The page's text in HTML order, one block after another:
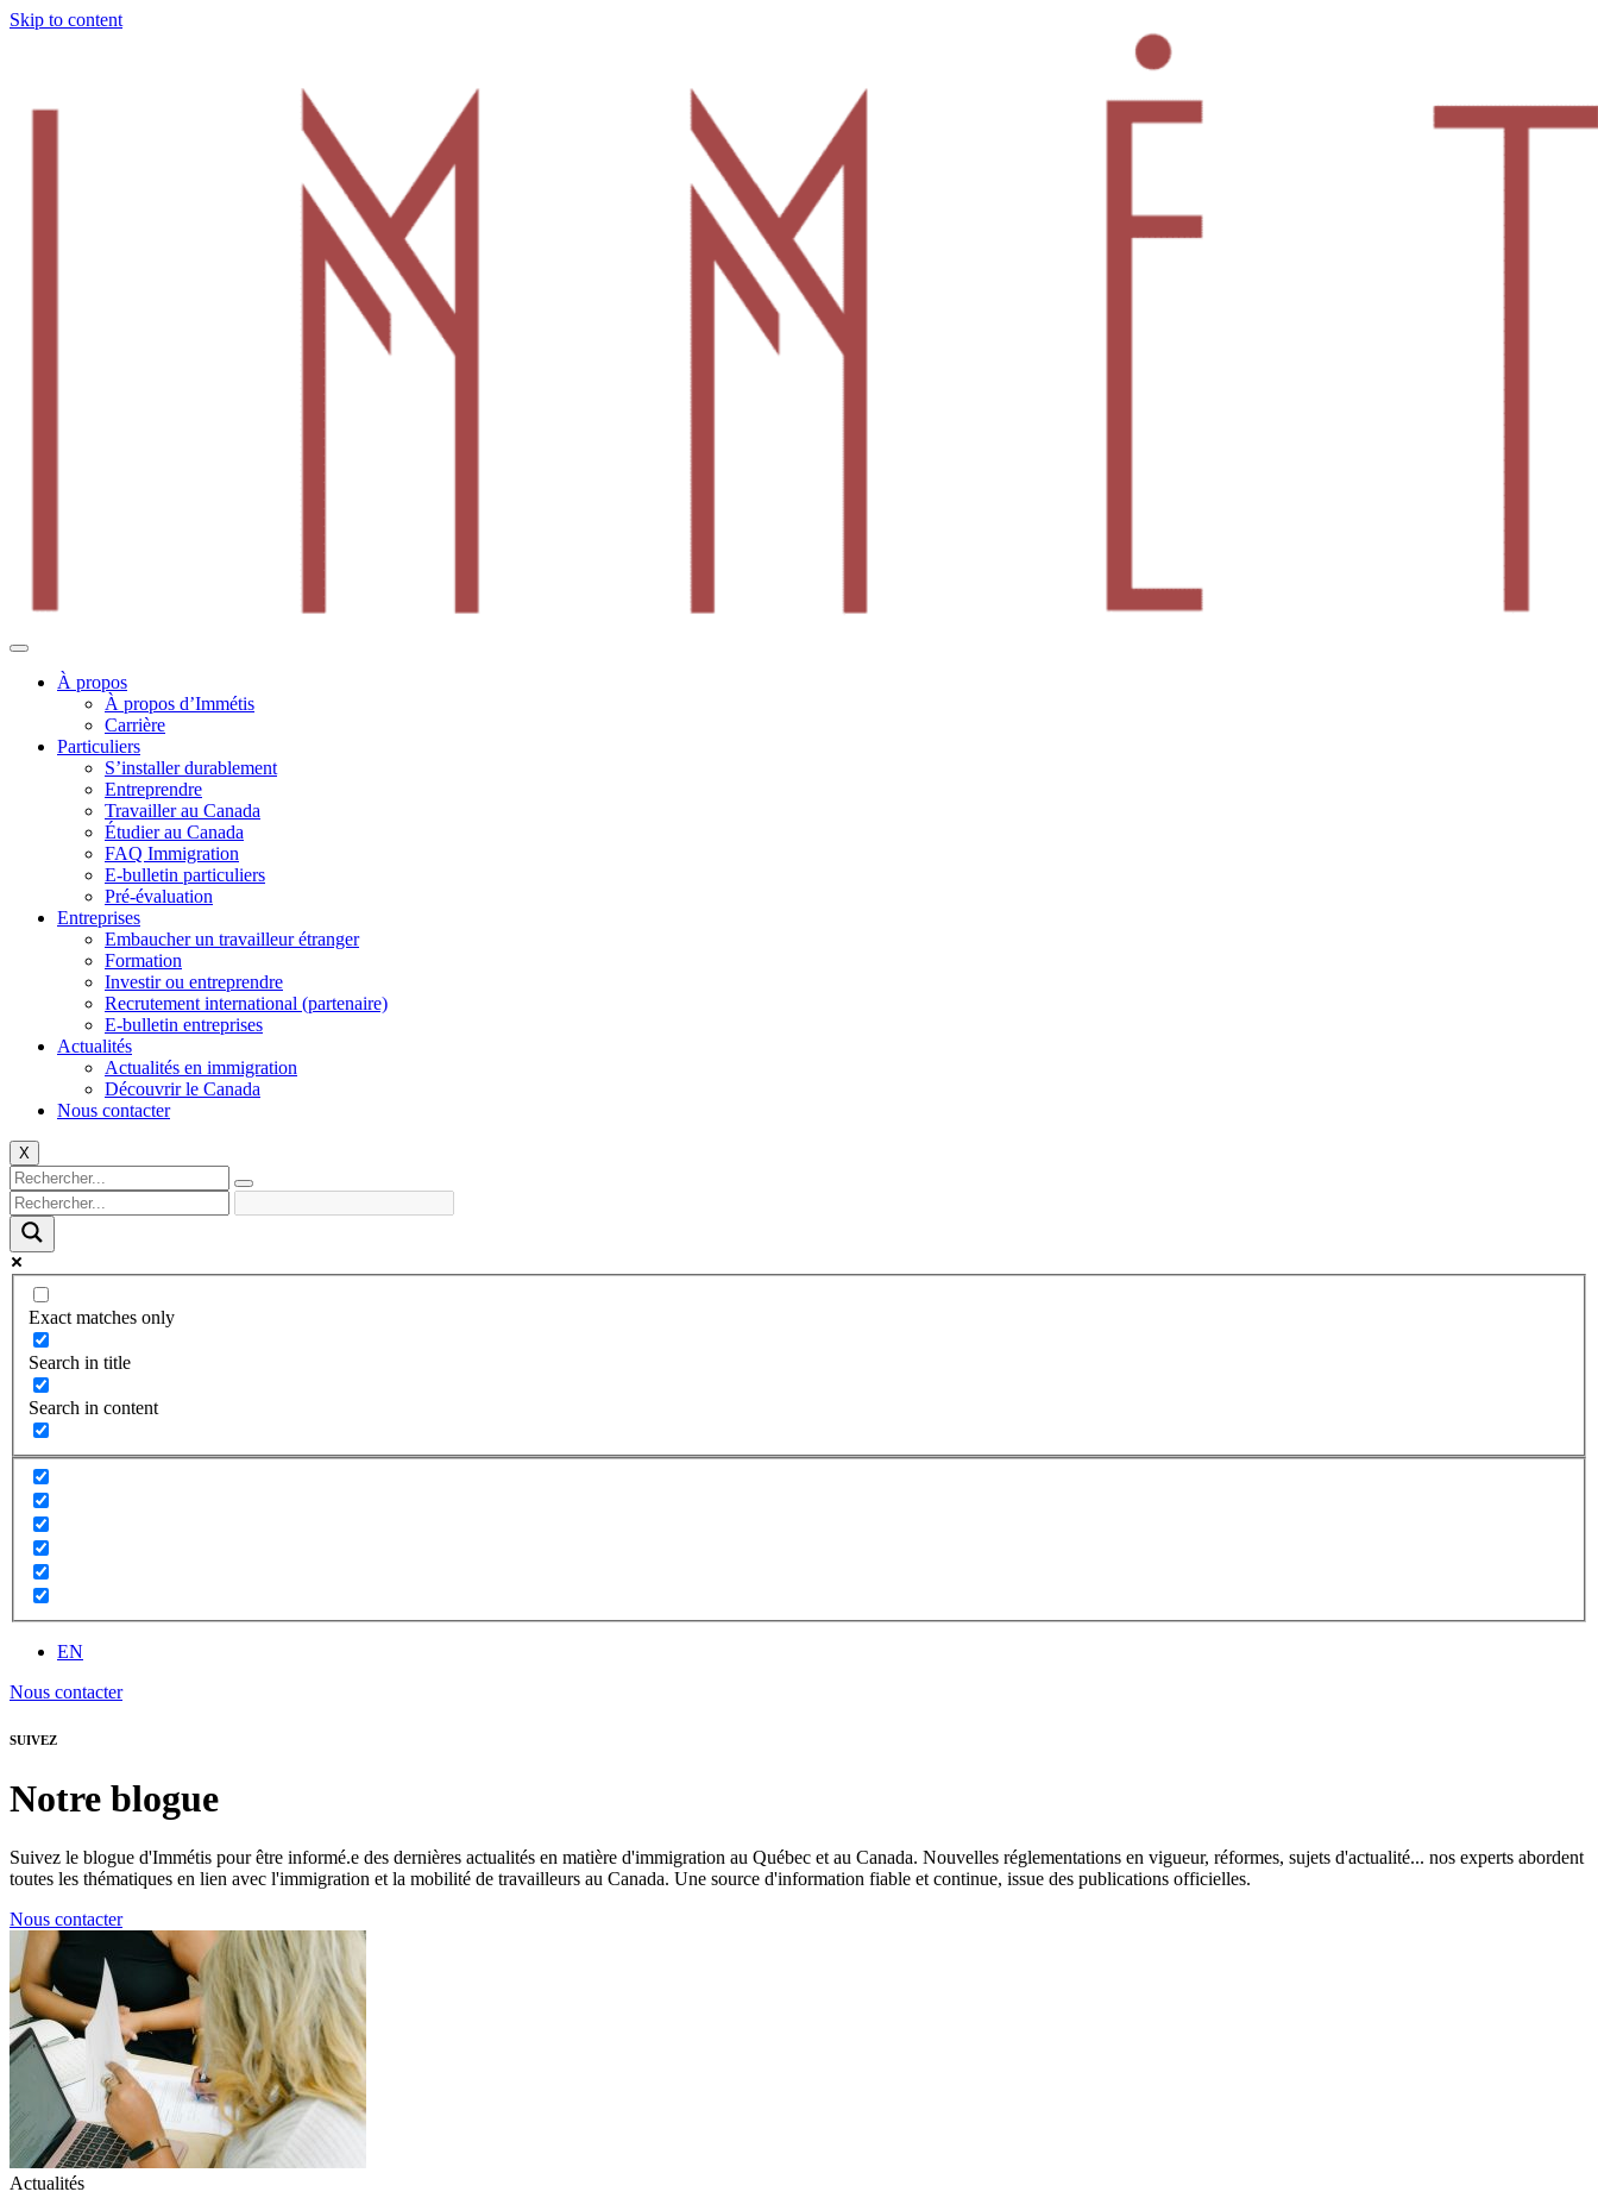
Skip to content
À propos
À propos d’Immétis
Carrière
Particuliers
S’installer durablement
Entreprendre
Travailler au Canada
Étudier au Canada
FAQ Immigration
E-bulletin particuliers
Pré-évaluation
Entreprises
Embaucher un travailleur étranger
Formation
Investir ou entreprendre
Recrutement international (partenaire)
E-bulletin entreprises
Actualités
Actualités en immigration
Découvrir le Canada
Nous contacter
X
Exact matches only
Search in title
Search in content
EN
Nous contacter
SUIVEZ
Notre blogue
Suivez le blogue d'Immétis pour être informé.e des dernières actualités en matière d'immigration au Québec et au Canada. Nouvelles réglementations en vigueur, réformes, sujets d'actualité... nos experts abordent
toutes les thématiques en lien avec l'immigration et la mobilité de travailleurs au Canada. Une source d'information fiable et continue, issue des publications officielles.
Nous contacter
Actualités